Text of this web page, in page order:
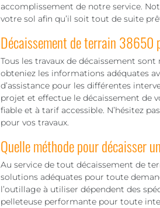
accomplissement de notre service.
votre sol afin qu’il soit tout de suite
Décaissement de terrain 38650
Tous les travaux de décaissement
obteniez les informations adéquates
d’assistance pour les différentes
projet et effectue le décaissement de
fiable et à tarif accessible. N’hésitez
pour vos travaux.
Quelle méthode pour décaisser
Au service de tout décaissement de
solutions adéquates pour toute
l’outillage à utiliser dépendent des
pelleteuse performante pour toute